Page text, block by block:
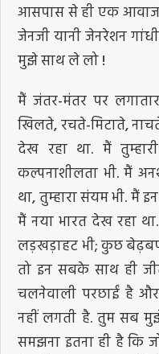
आसपास से ही एक आवाज
जेनजी यानी जेनरेशन
मुझे साथ ले लो !
मैं जंतर-मंतर पर
खिलते, रचते-मिटाते,
देख रहा था. मैं
कल्पनाशीलता भी. मैं
था, तुम्हारा संयम भी. मैं
मैं नया भारत देख रहा
लड़खड़ाहट भी; कुछ
तो इन सबके साथ ही
चलनेवाली परछाईं है
नहीं लगती है. तुम सब
समझना इतना ही है कि